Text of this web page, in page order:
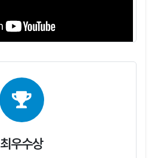
최우수상